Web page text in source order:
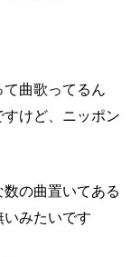
曲歌ってるん
けど、ニッポン
の曲置いてある
みたいです